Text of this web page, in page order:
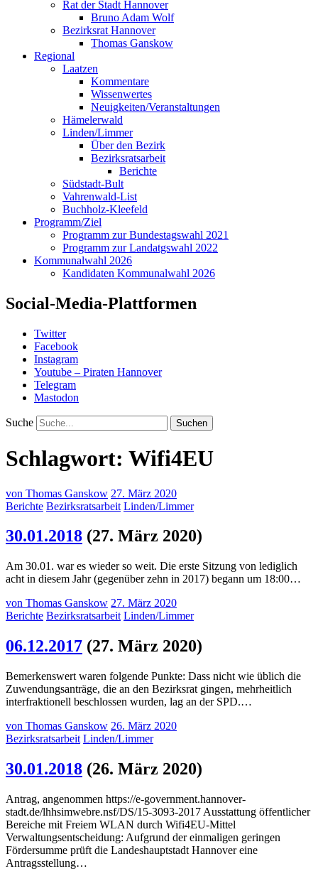
Rat der Stadt Hannover
Bruno Adam Wolf
Bezirksrat Hannover
Thomas Ganskow
Regional
Laatzen
Kommentare
Wissenwertes
Neuigkeiten/Veranstaltungen
Hämelerwald
Linden/Limmer
Über den Bezirk
Bezirksratsarbeit
Berichte
Südstadt-Bult
Vahrenwald-List
Buchholz-Kleefeld
Programm/Ziel
Programm zur Bundestagswahl 2021
Programm zur Landatgswahl 2022
Kommunalwahl 2026
Kandidaten Kommunalwahl 2026
Social-Media-Plattformen
Twitter
Facebook
Instagram
Youtube – Piraten Hannover
Telegram
Mastodon
Suche
Schlagwort: Wifi4EU
von Thomas Ganskow 27. März 2020
Berichte Bezirksratsarbeit Linden/Limmer
30.01.2018 (27. März 2020)
Am 30.01. war es wieder so weit. Die erste Sitzung von lediglich
acht in diesem Jahr (gegenüber zehn in 2017) begann um 18:00…
von Thomas Ganskow 27. März 2020
Berichte Bezirksratsarbeit Linden/Limmer
06.12.2017 (27. März 2020)
Bemerkenswert waren folgende Punkte: Dass nicht wie üblich die
Zuwendungsanträge, die an den Bezirksrat gingen, mehrheitlich
interfraktionell beschlossen wurden, lag an der SPD.…
von Thomas Ganskow 26. März 2020
Bezirksratsarbeit Linden/Limmer
30.01.2018 (26. März 2020)
Antrag, angenommen https://e-government.hannover-
stadt.de/lhhsimwebre.nsf/DS/15-3093-2017 Ausstattung öffentlicher
Bereiche mit Freiem WLAN durch Wifi4EU-Mittel
Verwaltungsentscheidung: Aufgrund der einmaligen geringen
Fördersumme prüft die Landeshauptstadt Hannover eine
Antragsstellung…